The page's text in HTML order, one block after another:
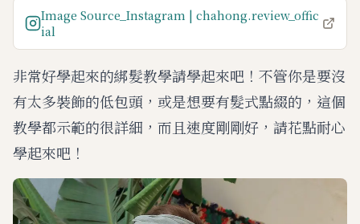
Image Source_Instagram | chahong.review_offic
ial
非常好學起來的綁髮教學請學起來吧！不管你是要沒
有太多裝飾的低包頭，或是想要有髮式點綴的，這個
教學都示範的很詳細，而且速度剛剛好，請花點耐心
學起來吧！